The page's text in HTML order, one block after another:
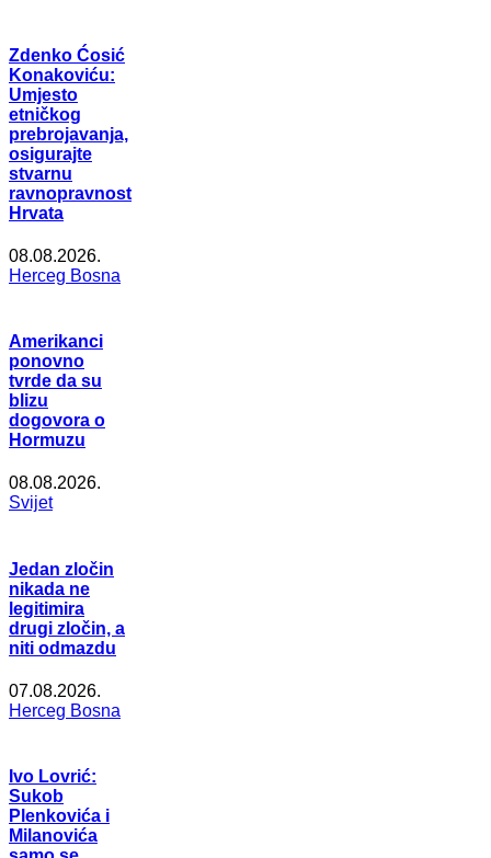
Zdenko Ćosić
Konakoviću:
Umjesto
etničkog
prebrojavanja,
osigurajte
stvarnu
ravnopravnost
Hrvata
08.08.2026.
Herceg Bosna
Amerikanci
ponovno
tvrde da su
blizu
dogovora o
Hormuzu
08.08.2026.
Svijet
Jedan zločin
nikada ne
legitimira
drugi zločin, a
niti odmazdu
07.08.2026.
Herceg Bosna
Ivo Lovrić:
Sukob
Plenkovića i
Milanovića